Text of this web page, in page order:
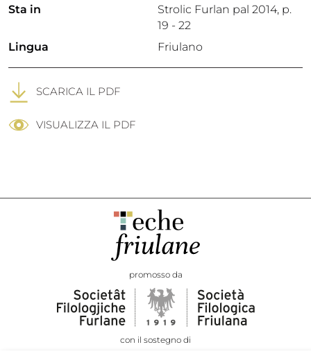
Sta in Strolic Furlan pal 2014, p.
19 - 22
Lingua
Friulano
SCARICA IL PDF
VISUALIZZA IL PDF
promosso da
con il sostegno di